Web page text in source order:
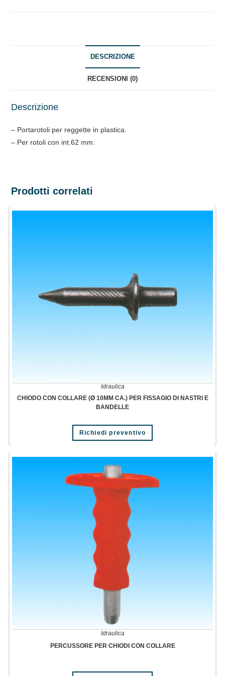
DESCRIZIONE
RECENSIONI (0)
Descrizione
– Portarotoli per reggette in plastica.
– Per rotoli con int.62 mm.
Prodotti correlati
Idraulica
CHIODO CON COLLARE (Ø 10MM CA.) PER FISSAGIO DI NASTRI E
BANDELLE
Richiedi preventivo
Idraulica
PERCUSSORE PER CHIODI CON COLLARE